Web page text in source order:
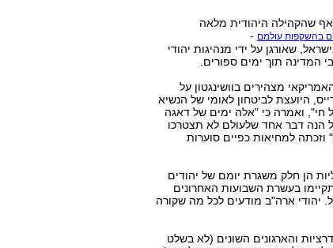
שהקהילה היהודית מלאה
בהשקפות עולמם -
שאורגן על ידי מנהיגות יהודי
המדינה תוך ימים ספורים.
מצהירים בוושינגטון על
היועצת לביטחון לאומי של הנשיא
ואמרה כי "אלה ימים של דאגה
הנה דבר אחד שלעולם לא תצטרכו
למחיאות כפיים סוערות
הן חלק משגרת יומם של יהודים
בעשרת השבועות האחרונים
יהודי ארה"ב מודעים לכל מה שקורה
והארגונים השונים (לא בשלט